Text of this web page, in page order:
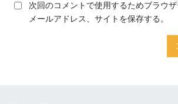
次回のコメントで使用するためブラウザ
メールアドレス、サイトを保存する。